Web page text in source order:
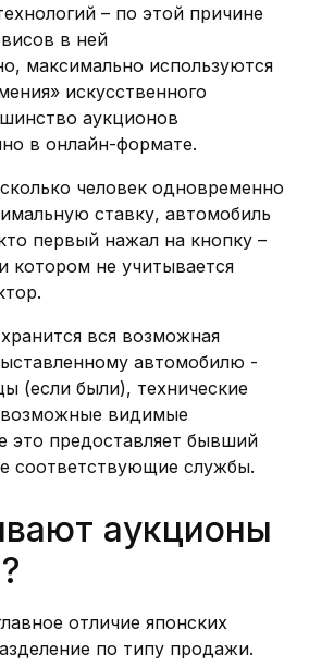
– по этой причине
в ней
максимально используются
искусственного
аукционов
в онлайн-формате.
человек одновременно
ставку, автомобиль
первый нажал на кнопку –
котором не учитывается
вся возможная
автомобилю -
(если были), технические
возможные видимые
это предоставляет бывший
соответствующие службы.
аукционы
отличие японских
по типу продажи.